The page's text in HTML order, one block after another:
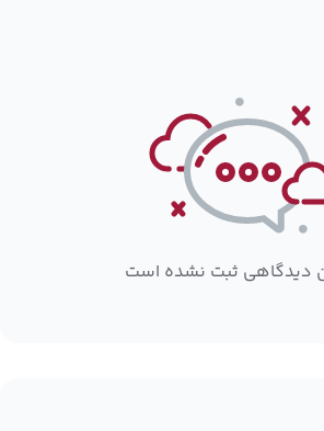
دیدگاهی ثبت نشده است